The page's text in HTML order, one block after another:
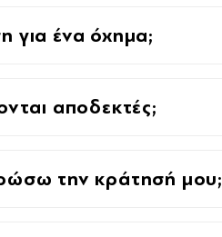
ένα όχημα;
αποδεκτές;
την κράτησή μου;